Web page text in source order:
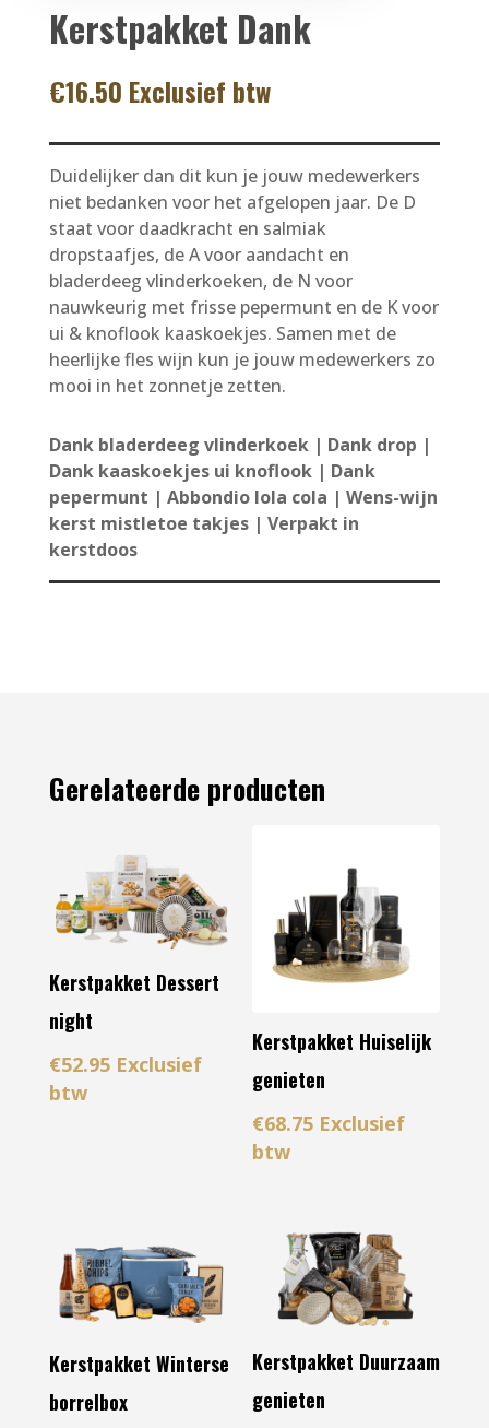
Kerstpakket Dank
€16.50 Exclusief btw
Duidelijker dan dit kun je jouw medewerkers
niet bedanken voor het afgelopen jaar. De D
staat voor daadkracht en salmiak
dropstaafjes, de A voor aandacht en
bladerdeeg vlinderkoeken, de N voor
nauwkeurig met frisse pepermunt en de K voor
ui & knoflook kaaskoekjes. Samen met de
heerlijke fles wijn kun je jouw medewerkers zo
mooi in het zonnetje zetten.
Dank bladerdeeg vlinderkoek | Dank drop |
Dank kaaskoekjes ui knoflook | Dank
pepermunt | Abbondio lola cola | Wens-wijn
kerst mistletoe takjes | Verpakt in
kerstdoos
Gerelateerde producten
Kerstpakket Dessert
night
€52.95 Exclusief
btw
Kerstpakket Huiselijk
genieten
€68.75 Exclusief
btw
Kerstpakket Winterse
borrelbox
Kerstpakket Duurzaam
genieten